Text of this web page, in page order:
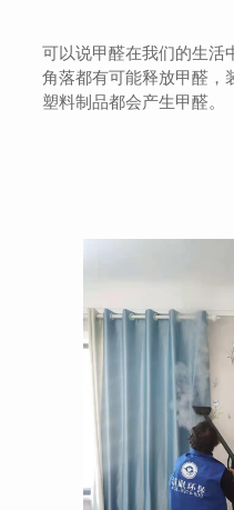
可以说甲醛在我们的生活
角落都有可能释放甲醛，
塑料制品都会产生甲醛。